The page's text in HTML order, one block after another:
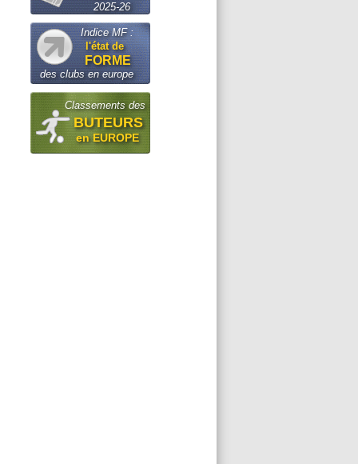
2025-26
Indice MF :
l'état de
FORME
des clubs en europe
Classements des
BUTEURS
en EUROPE